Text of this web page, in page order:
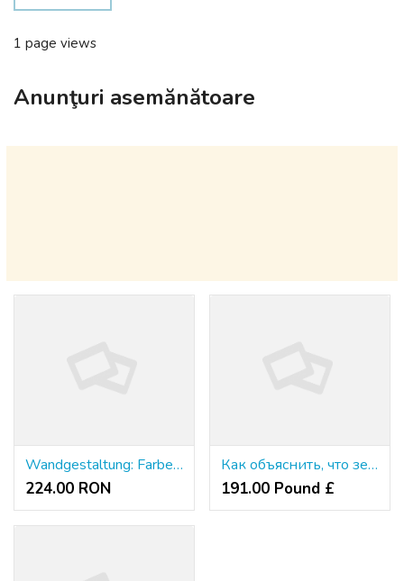
1 page views
Anunţuri asemănătoare
Wandgestaltung: Farbe, Struktur und ein Hauch von Persönlichkeit
224.00 RON
Как объяснить, что зеркала анлим казино сайт необходимы для всех пользователей?
191.00 Pound £